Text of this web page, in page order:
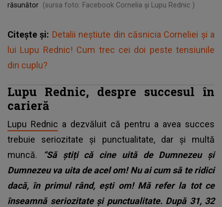
răsunător (sursa foto: Facebook Cornelia și Lupu Rednic )
Citește și: Detalii neștiute din căsnicia Corneliei și a
lui Lupu Rednic! Cum trec cei doi peste tensiunile
din cuplu?
Lupu Rednic, despre succesul în
carieră
Lupu Rednic a dezvăluit că pentru a avea succes
trebuie seriozitate și punctualitate, dar și multă
muncă.
“Să știți că cine uită de Dumnezeu și
Dumnezeu va uita de acel om! Nu ai cum să te ridici
dacă, în primul rând, ești om! Mă refer la tot ce
înseamnă seriozitate și punctualitate. După 31, 32